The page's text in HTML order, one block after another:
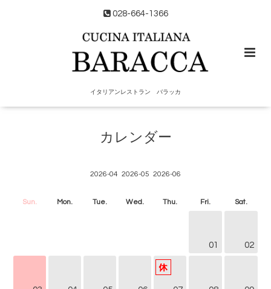
028-664-1366
イタリアンレストラン バラッカ
カレンダー
2026-04 2026-05 2026-06
Sun. Mon. Tue. Wed. Thu. Fri. Sat.
01 02